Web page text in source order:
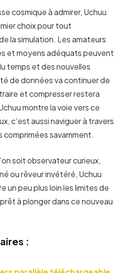
cosmique à admirer, Uchuu
choix pour tout
la simulation. Les amateurs
et moyens adéquats peuvent
temps et des nouvelles
de données va continuer de
et compresser restera
montre la voie vers ce
c’est aussi naviguer à travers
savamment.
soit observateur curieux,
ou rêveur invétéré, Uchuu
un peu plus loin les limites de
à plonger dans ce nouveau
: